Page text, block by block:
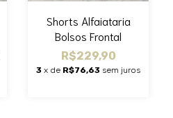
Shorts Alfaiataria
Bolsos Frontal
R$229,90
3 x de R$76,63 sem juros